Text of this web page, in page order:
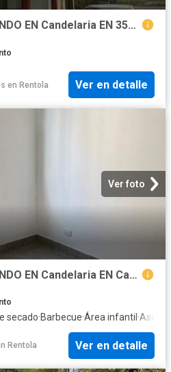
Apartamento EN ARRIENDO EN Candelaria EN 357669 $1.000.000
en Rentola Ver en detalle
Ver foto
Apartamento EN ARRIENDO EN Candelaria EN Candelaria 370370 $650.000
secado·Barbecue·Área infantil ·
Rentola Ver en detalle